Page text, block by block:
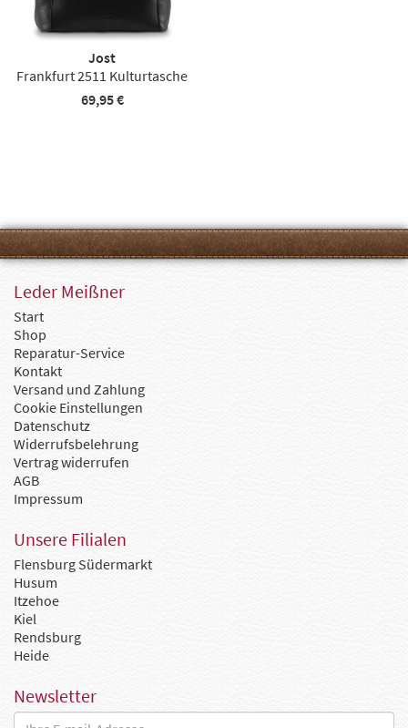
Jost
Frankfurt 2511 Kulturtasche
69,95 €
Leder Meißner
Start
Shop
Reparatur-Service
Kontakt
Versand und Zahlung
Cookie Einstellungen
Datenschutz
Widerrufsbelehrung
Vertrag widerrufen
AGB
Impressum
Unsere Filialen
Flensburg Südermarkt
Husum
Itzehoe
Kiel
Rendsburg
Heide
Newsletter